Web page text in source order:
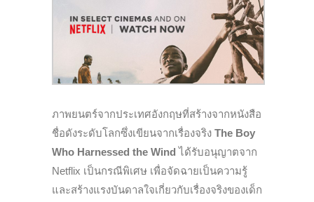
ภาพยนตร์จากประเทศอังกฤษที่สร้างจากหนังสือ
ชื่อดังระดับโลกซึ่งเขียนจากเรื่องจริง The Boy
Who Harnessed the Windได้รับอนุญาตจาก
Netflix เป็นกรณีพิเศษ เพื่อจัดฉายเป็นความรู้
และสร้างแรงบันดาลใจเกี่ยวกับเรื่องจริงของเด็ก